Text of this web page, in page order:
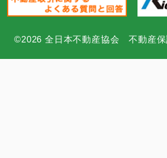
©2026 全日本不動産協会 不動産